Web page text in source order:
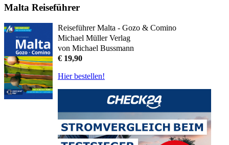
Malta Reiseführer
Reiseführer Malta - Gozo & Comino
Michael Müller Verlag
von Michael Bussmann
€ 19,90
Hier bestellen!